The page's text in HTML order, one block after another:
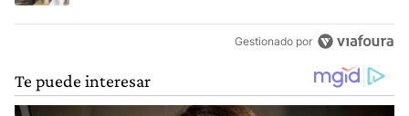
Gestionado por